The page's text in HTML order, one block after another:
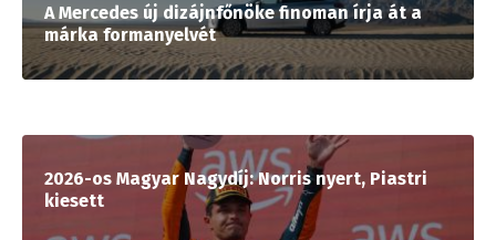
A Mercedes új dizájnfőnöke finoman írja át a
márka formanyelvét
2026-os Magyar Nagydíj: Norris nyert, Piastri
kiesett